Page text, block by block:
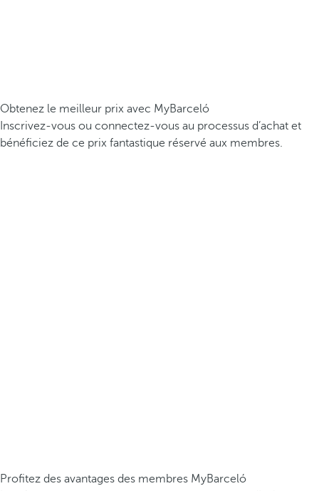
Obtenez le meilleur prix avec MyBarceló
Inscrivez-vous ou connectez-vous au processus d’achat et
bénéficiez de ce prix fantastique réservé aux membres.
Profitez des avantages des membres MyBarceló